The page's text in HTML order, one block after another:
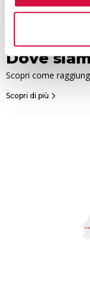
Dove
Scopri come
Scopri di più